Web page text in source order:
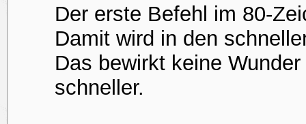
Der erste Befehl im 80-
Damit wird in den
Das bewirkt keine
schneller.